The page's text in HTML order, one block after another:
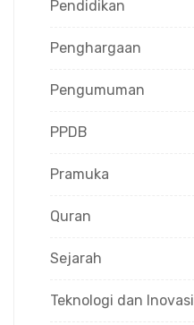
Pendidikan
Penghargaan
Pengumuman
PPDB
Pramuka
Quran
Sejarah
Teknologi dan Inovasi